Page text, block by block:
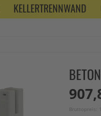
KELLERTRENNWAND
Bruttopreis: